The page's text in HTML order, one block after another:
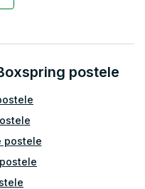
postele
postele